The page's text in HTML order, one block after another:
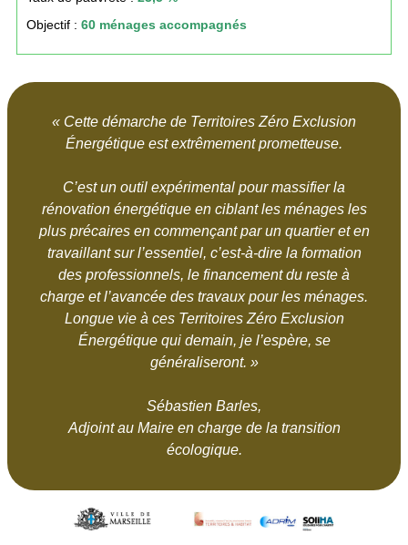
Objectif : 60 ménages accompagnés
« Cette démarche de Territoires Zéro Exclusion
Énergétique est extrêmement prometteuse.
C’est un outil expérimental pour massifier la
rénovation énergétique en ciblant les ménages les
plus précaires en commençant par un quartier et en
travaillant sur l’essentiel, c’est-à-dire la formation
des professionnels, le financement du reste à
charge et l’avancée des travaux pour les ménages.
Longue vie à ces Territoires Zéro Exclusion
Énergétique qui demain, je l’espère, se
généraliseront. »
Sébastien Barles,
Adjoint au Maire en charge de la transition
écologique.